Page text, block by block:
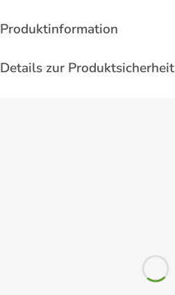
Produktinformation
Details zur Produktsicherheit